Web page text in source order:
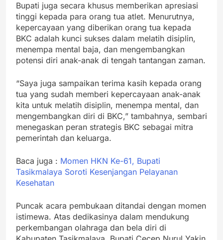
Bupati juga secara khusus memberikan apresiasi
tinggi kepada para orang tua atlet. Menurutnya,
kepercayaan yang diberikan orang tua kepada
BKC adalah kunci sukses dalam melatih disiplin,
menempa mental baja, dan mengembangkan
potensi diri anak-anak di tengah tantangan zaman.
“Saya juga sampaikan terima kasih kepada orang
tua yang sudah memberi kepercayaan anak-anak
kita untuk melatih disiplin, menempa mental, dan
mengembangkan diri di BKC,” tambahnya, sembari
menegaskan peran strategis BKC sebagai mitra
pemerintah dan keluarga.
Baca juga : Momen HKN Ke-61, Bupati
Tasikmalaya Soroti Kesenjangan Pelayanan
Kesehatan
Puncak acara pembukaan ditandai dengan momen
istimewa. Atas dedikasinya dalam mendukung
perkembangan olahraga dan bela diri di